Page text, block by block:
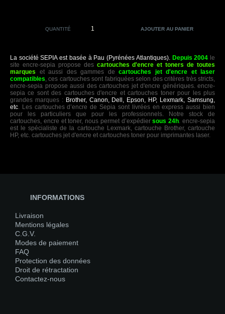
QUANTITÉ
La société SEPIA est basée à Pau (Pyrénées Atlantiques). Depuis 2004 le
site encre-sepia propose des cartouches d'encre et toners de toutes
marques et aussi des gammes de cartouches jet d'encre et laser
compatibles, ces cartouches sont fabriquées selon des critères très stricts,
encre-sepia propose aussi des cartouches jet d'encre génériques. encre-
sepia ce sont des cartouches d'encre et cartouches toner pour les plus
grandes marques : Brother, Canon, Dell, Epson, HP, Lexmark, Samsung,
etc. Les cartouches d’encre de Sepia sont livrées en express aussi bien
pour les particuliers que pour les professionnels. Notre stock de
cartouches, encre et toner, nous permet d’expédiersous 24h. encre-sepia
est le spécialiste de la cartouche Lexmark, cartouche Brother, cartouche
HP, etc. cartouches jet d'encre et cartouches toner pour imprimantes laser.
INFORMATIONS
Livraison
Mentions légales
C.G.V.
Modes de paiement
FAQ
Protection des données
Droit de rétractation
Contactez-nous